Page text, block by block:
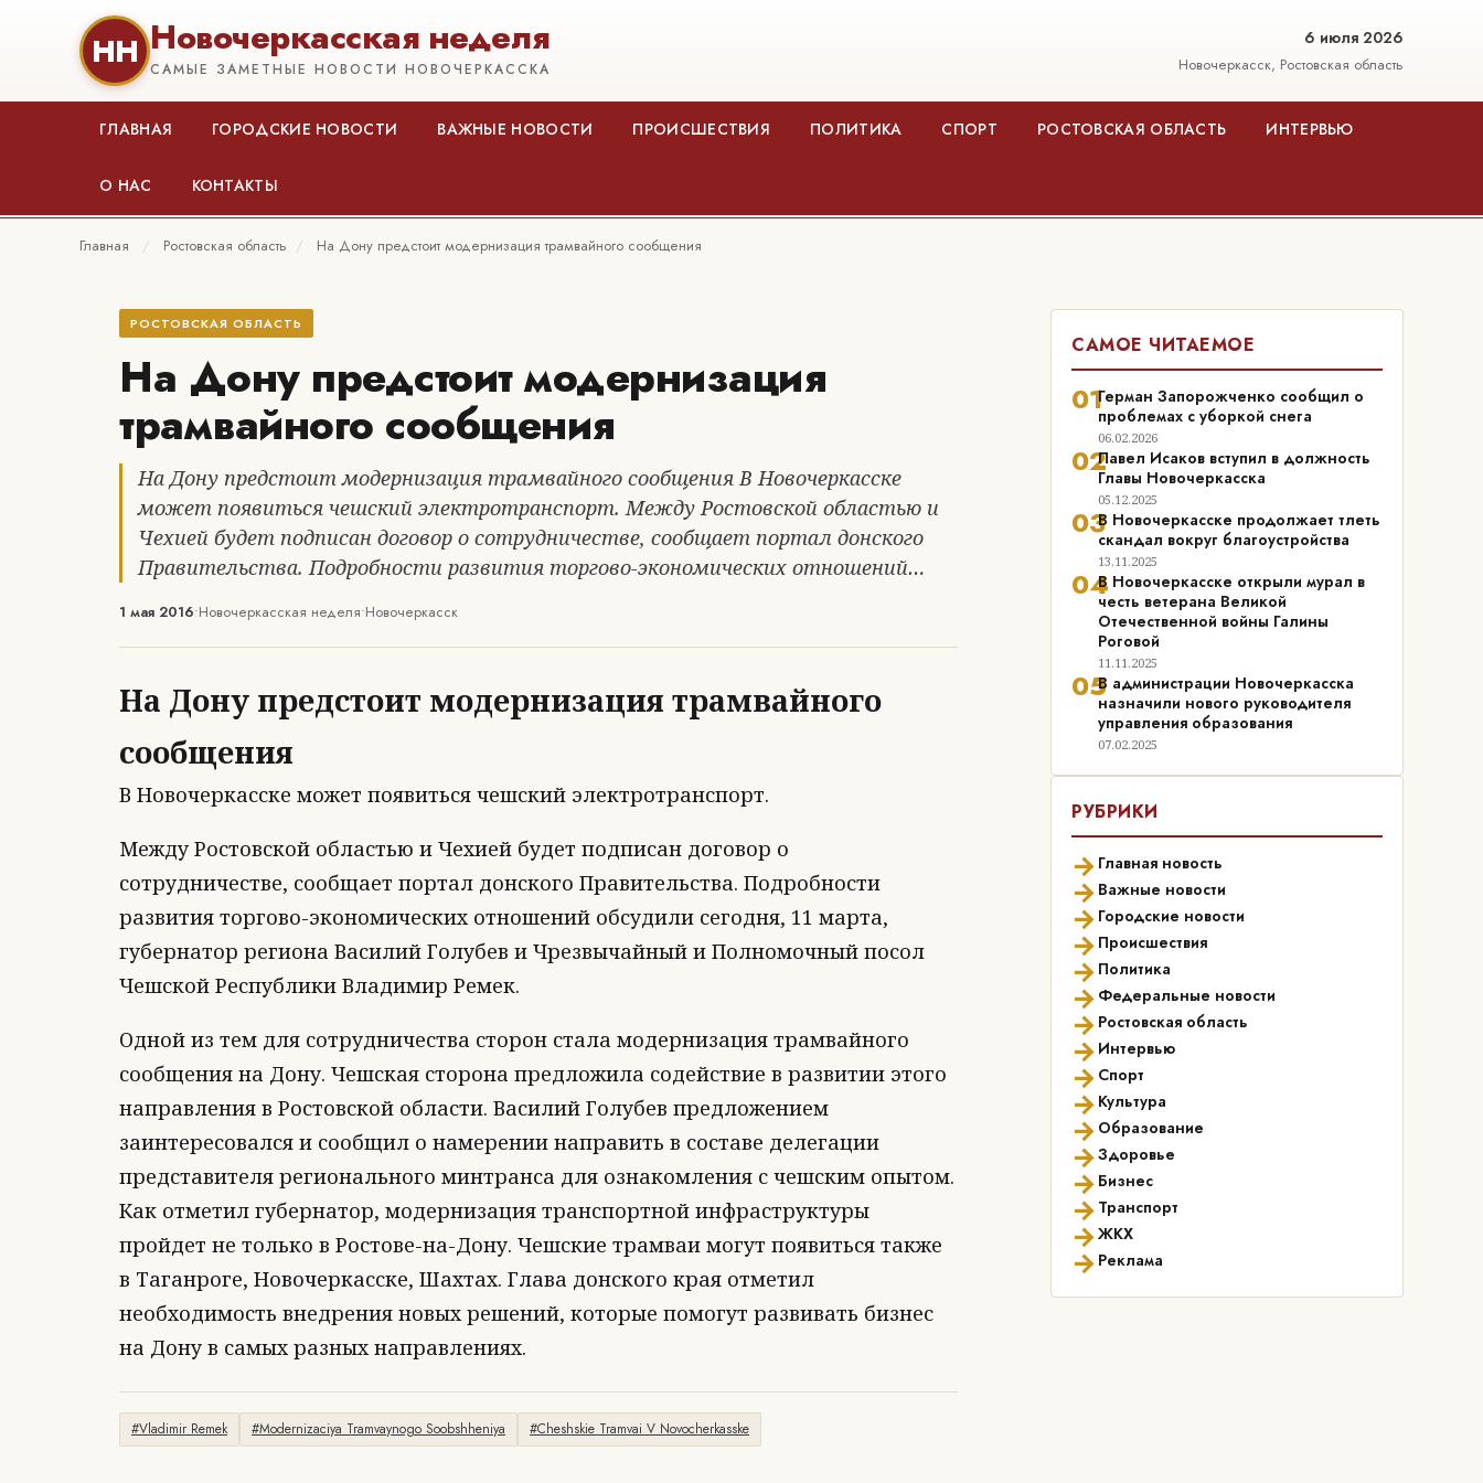
НН Новочеркасская неделя
САМЫЕ ЗАМЕТНЫЕ НОВОСТИ НОВОЧЕРКАССКА
6 июля 2026
Новочеркасск, Ростовская область
ГЛАВНАЯ ГОРОДСКИЕ НОВОСТИ ВАЖНЫЕ НОВОСТИ ПРОИСШЕСТВИЯ ПОЛИТИКА СПОРТ РОСТОВСКАЯ ОБЛАСТЬ ИНТЕРВЬЮ
О НАС КОНТАКТЫ
Главная / Ростовская область / На Дону предстоит модернизация трамвайного сообщения
РОСТОВСКАЯ ОБЛАСТЬ
На Дону предстоит модернизация
трамвайного сообщения
На Дону предстоит модернизация трамвайного сообщения В Новочеркасске
может появиться чешский электротранспорт. Между Ростовской областью и
Чехией будет подписан договор о сотрудничестве, сообщает портал донского
Правительства. Подробности развития торгово-экономических отношений…
1 мая 2016•Новочеркасская неделя•Новочеркасск
На Дону предстоит модернизация трамвайного
сообщения
В Новочеркасске может появиться чешский электротранспорт.
Между Ростовской областью и Чехией будет подписан договор о
сотрудничестве, сообщает портал донского Правительства. Подробности
развития торгово-экономических отношений обсудили сегодня, 11 марта,
губернатор региона Василий Голубев и Чрезвычайный и Полномочный посол
Чешской Республики Владимир Ремек.
Одной из тем для сотрудничества сторон стала модернизация трамвайного
сообщения на Дону. Чешская сторона предложила содействие в развитии этого
направления в Ростовской области. Василий Голубев предложением
заинтересовался и сообщил о намерении направить в составе делегации
представителя регионального минтранса для ознакомления с чешским опытом.
Как отметил губернатор, модернизация транспортной инфраструктуры
пройдет не только в Ростове-на-Дону. Чешские трамваи могут появиться также
в Таганроге, Новочеркасске, Шахтах. Глава донского края отметил
необходимость внедрения новых решений, которые помогут развивать бизнес
на Дону в самых разных направлениях.
#Vladimir Remek #Modernizaciya Tramvaynogo Soobshheniya #Cheshskie Tramvai V Novocherkasske
САМОЕ ЧИТАЕМОЕ
01Герман Запорожченко сообщил о
проблемах с уборкой снега
06.02.2026
02Павел Исаков вступил в должность
Главы Новочеркасска
05.12.2025
03В Новочеркасске продолжает тлеть
скандал вокруг благоустройства
13.11.2025
04В Новочеркасске открыли мурал в
честь ветерана Великой
Отечественной войны Галины
Роговой
11.11.2025
05В администрации Новочеркасска
назначили нового руководителя
управления образования
07.02.2025
РУБРИКИ
→ Главная новость
→ Важные новости
→ Городские новости
→ Происшествия
→ Политика
→ Федеральные новости
→ Ростовская область
→ Интервью
→ Спорт
→ Культура
→ Образование
→Здоровье
→ Бизнес
→ Транспорт
→ЖКХ
→ Реклама